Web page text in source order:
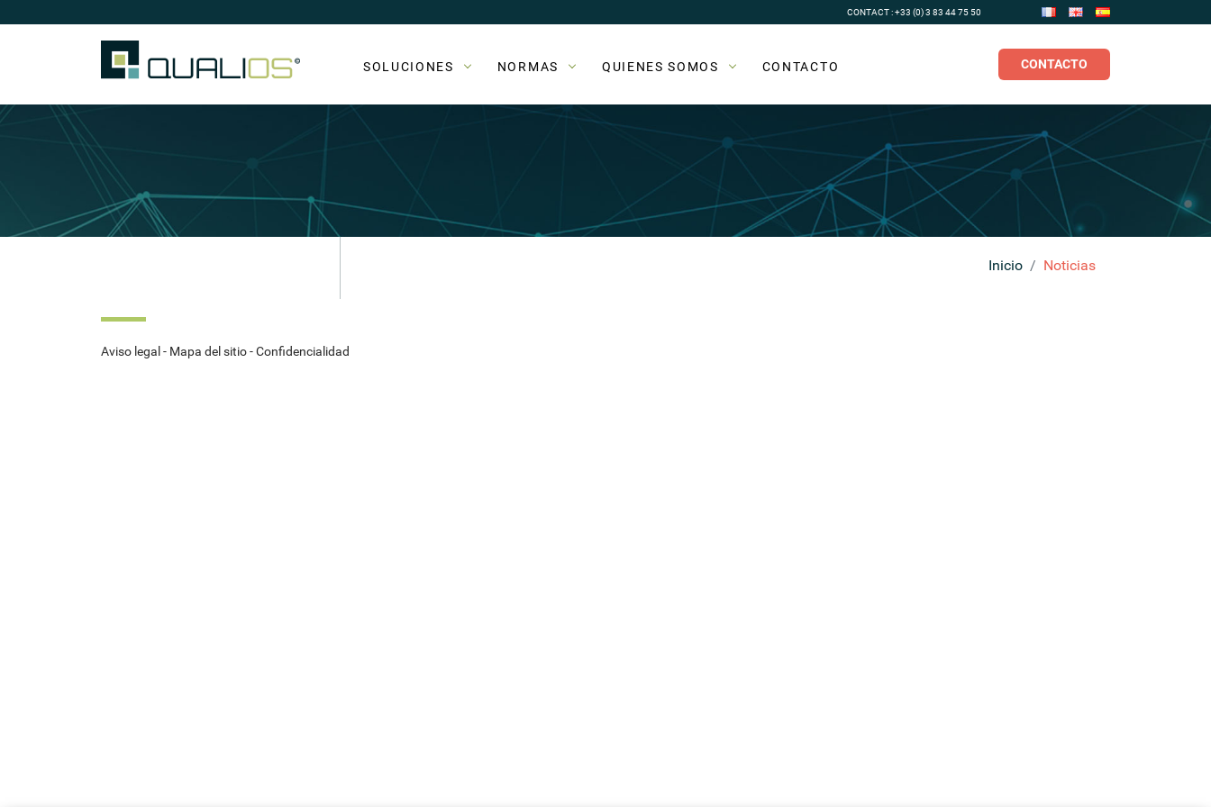
CONTACT : +33 (0) 3 83 44 75 50
SOLUCIONES NORMAS QUIENES SOMOS CONTACTO CONTACTO
Inicio Noticias
Aviso legal - Mapa del sitio-Confidencialidad